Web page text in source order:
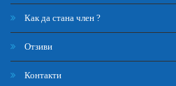
Как да стана член ?
Отзиви
Контакти